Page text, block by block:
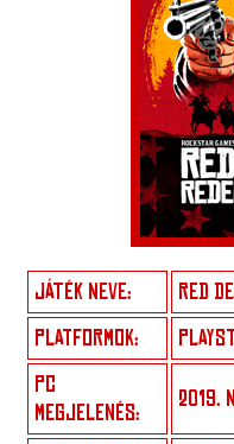
JÁTÉK NEVE:
RED
PLATFORMOK:
PC
MEGJELENÉS:
2019.